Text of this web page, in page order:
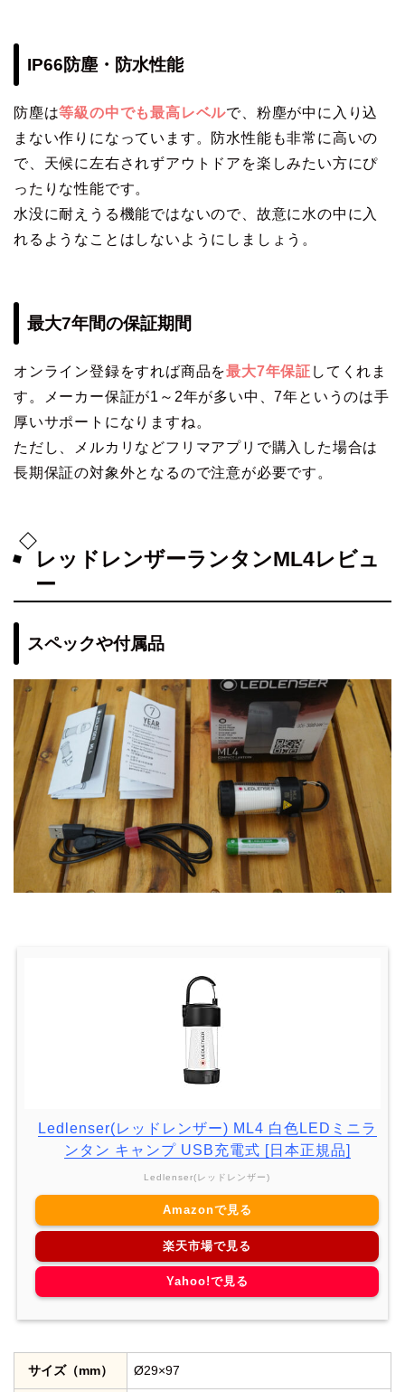
IP66防塵・防水性能
防塵は等級の中でも最高レベルで、粉塵が中に入り込
まない作りになっています。防水性能も非常に高いの
で、天候に左右されずアウトドアを楽しみたい方にぴ
ったりな性能です。
水没に耐えうる機能ではないので、故意に水の中に入
れるようなことはしないようにしましょう。
最大7年間の保証期間
オンライン登録をすれば商品を最大7年保証 してくれま
す。メーカー保証が1～2年が多い中、7年というのは手
厚いサポートになりますね。
ただし、メルカリなどフリマアプリで購入した場合は
長期保証の対象外となるので注意が必要です。
レッドレンザーランタンML4レビュ
ー
スペックや付属品
Ledlenser(レッドレンザー) ML4 白色LEDミニラ
ンタン キャンプ USB充電式 [日本正規品]
Ledlenser(レッドレンザー)
Amazonで見る
楽天市場で見る
Yahoo!で見る
サイズ（mm） Ø29×97